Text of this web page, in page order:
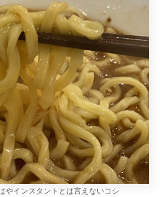
やインスタントとは言えないコシ